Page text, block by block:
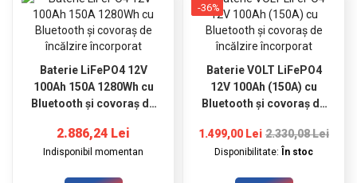
Baterie LiFePO4 12V
100Ah 150A 1280Wh cu
Bluetooth și covoraș de
2.886,24 Lei
Indisponibil momentan
-36%
Baterie VOLT LiFePO4
12V 100Ah (150A) cu
Bluetooth și covoraș de
1.499,00 Lei 2.330,08 Lei
Disponibilitate: În stoc